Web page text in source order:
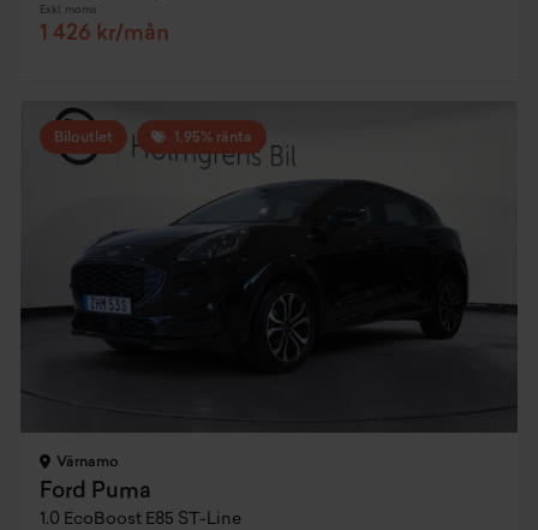
Exkl. moms
1 426 kr/mån
Biloutlet 1,95% ränta
Värnamo
Ford Puma
1.0 EcoBoost E85 ST-Line